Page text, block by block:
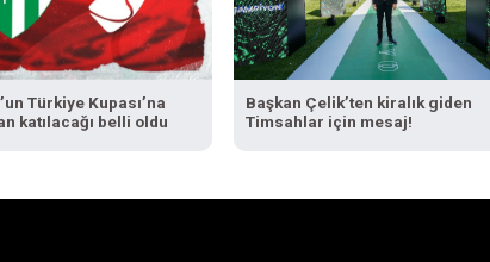
Türkiye Kupası’na
katılacağı belli oldu
Başkan Çelik’ten kiralık giden
Timsahlar için mesaj!